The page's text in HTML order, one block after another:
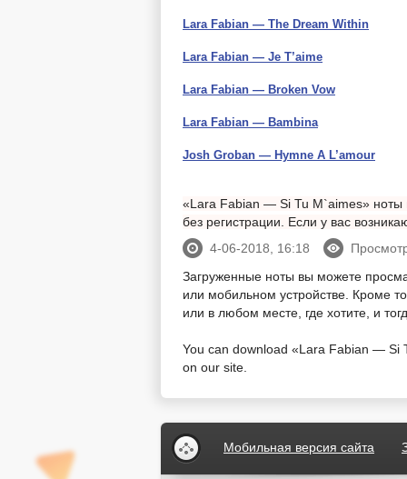
Lara Fabian — The Dream Within
Lara Fabian — Je T’aime
Lara Fabian — Broken Vow
Lara Fabian — Bambina
Josh Groban — Hymne A L’amour
«Lara Fabian — Si Tu M`aimes» ноты
без регистрации. Если у вас
4-06-2018, 16:18
Загруженные ноты вы можете
или мобильном устройстве. Кроме
или в любом месте, где хотите, и
You can download «Lara Fabian — Si
on our site.
Мобильная версия сайта